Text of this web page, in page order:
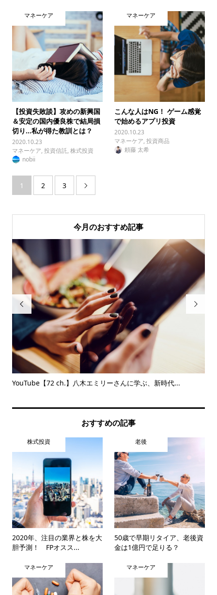
マネーケア
【投資失敗談】攻めの新興国
＆安定の国内優良株で結局損
切り…私が得た教訓とは？
2020.10.23
マネーケア, 投資信託, 株式投資
nobii
マネーケア
こんな人はNG！ ゲーム感覚
で始めるアプリ投資
2020.10.23
マネーケア,投資商品
頼藤 太希
1 2 3 
今月のおすすめ記事

YouTube【72 ch.】八木エミリーさんに学ぶ、新時代...

おすすめの記事
株式投資
2020年、注目の業界と株を大
胆予測！ FPオスス...
老後
50歳で早期リタイア、老後資
金は1億円で足りる？
マネーケア マネーケア